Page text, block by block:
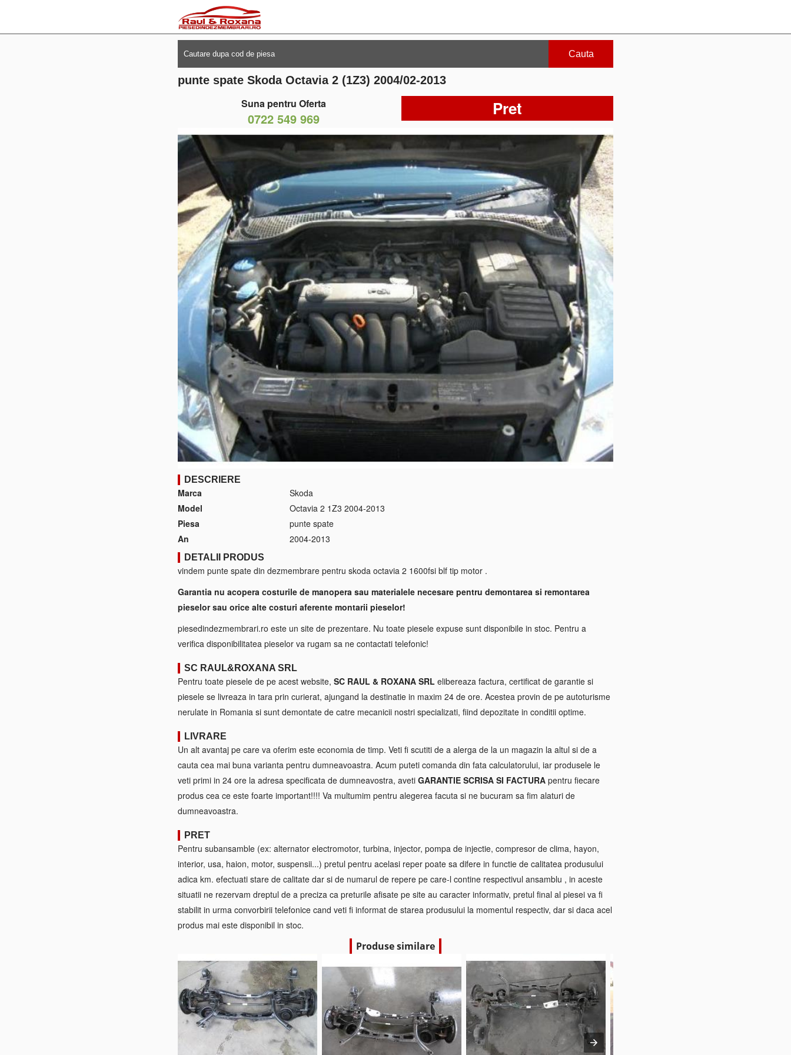
Cauta
punte spate Skoda Octavia 2 (1Z3) 2004/02-2013
Suna pentru Oferta
0722 549 969 Pret
DESCRIERE
Marca
Skoda
Model
Octavia 2 1Z3 2004-2013
Piesa
punte spate
An
2004-2013
DETALII PRODUS
vindem punte spate din dezmembrare pentru skoda octavia 2 1600fsi blf tip motor .
Garantia nu acopera costurile de manopera sau materialele necesare pentru demontarea si remontarea
pieselor sau orice alte costuri aferente montarii pieselor!
piesedindezmembrari.ro este un site de prezentare. Nu toate piesele expuse sunt disponibile in stoc. Pentru a
verifica disponibilitatea pieselor va rugam sa ne contactati telefonic!
SC RAUL&ROXANA SRL
Pentru toate piesele de pe acest website, SC RAUL & ROXANA SRL elibereaza factura, certificat de garantie si
piesele se livreaza in tara prin curierat, ajungand la destinatie in maxim 24 de ore. Acestea provin de pe autoturisme
nerulate in Romania si sunt demontate de catre mecanicii nostri specializati, fiind depozitate in conditii optime.
LIVRARE
Un alt avantaj pe care va oferim este economia de timp. Veti fi scutiti de a alerga de la un magazin la altul si de a
cauta cea mai buna varianta pentru dumneavoastra. Acum puteti comanda din fata calculatorului, iar produsele le
veti primi in 24 ore la adresa specificata de dumneavostra, aveti GARANTIE SCRISA SI FACTURA pentru fiecare
produs cea ce este foarte important!!!! Va multumim pentru alegerea facuta si ne bucuram sa fim alaturi de
dumneavoastra.
PRET
Pentru subansamble (ex: alternator electromotor, turbina, injector, pompa de injectie, compresor de clima, hayon,
interior, usa, haion, motor, suspensii...) pretul pentru acelasi reper poate sa difere in functie de calitatea produsului
adica km. efectuati stare de calitate dar si de numarul de repere pe care-l contine respectivul ansamblu , in aceste
situatii ne rezervam dreptul de a preciza ca preturile afisate pe site au caracter informativ, pretul final al piesei va fi
stabilit in urma convorbirii telefonice cand veti fi informat de starea produsului la momentul respectiv, dar si daca acel
produs mai este disponibil in stoc.
Produse similare